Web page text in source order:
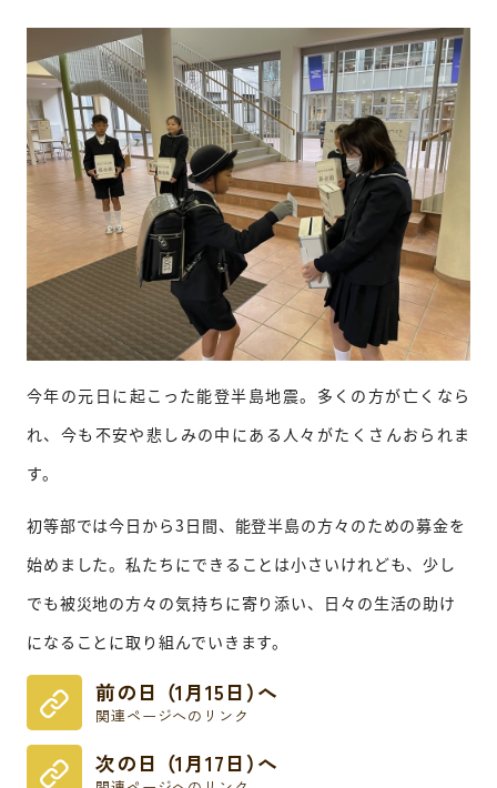
今年の元日に起こった能登半島地震。多くの方が亡くなら
れ、今も不安や悲しみの中にある人々がたくさんおられま
す。
初等部では今日から3日間、能登半島の方々のための募金を
始めました。私たちにできることは小さいけれども、少し
でも被災地の方々の気持ちに寄り添い、日々の生活の助け
になることに取り組んでいきます。
前の日 （1月15日）へ
関連ページへのリンク
次の日 （1月17日）へ